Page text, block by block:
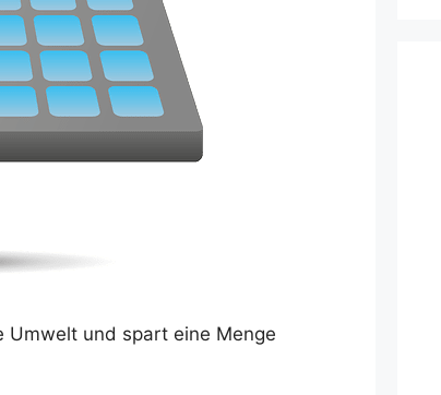
Umwelt und spart eine Menge